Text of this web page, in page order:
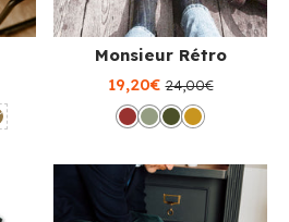
Monsieur Rétro
19,20€ 24,00€